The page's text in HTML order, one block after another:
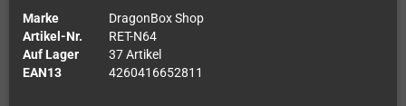
Marke
DragonBox Shop
Artikel-Nr.
RET-N64
Auf Lager
37 Artikel
EAN13
4260416652811